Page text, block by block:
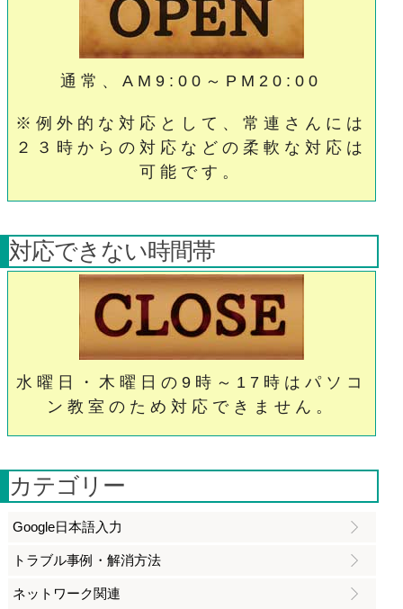
通常、AM9:00～PM20:00
※例外的な対応として、常連さんには
２３時からの対応などの柔軟な対応は
可能です。
対応できない時間帯
水曜日・木曜日の9時～17時はパソコ
ン教室のため対応できません。
カテゴリー
Google日本語入力
トラブル事例・解消方法
ネットワーク関連